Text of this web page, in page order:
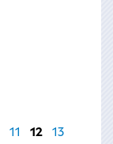
11 12
13